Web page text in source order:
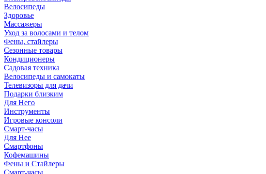
Велосипеды
Здоровье
Массажеры
Уход за волосами и телом
Фены, стайлеры
Сезонные товары
Кондиционеры
Садовая техника
Велосипеды и самокаты
Телевизоры для дачи
Подарки близким
Для Него
Инструменты
Игровые консоли
Смарт-часы
Для Нее
Смартфоны
Кофемашины
Фены и Стайлеры
Смарт-часы